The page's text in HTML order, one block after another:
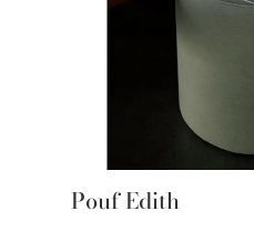
Pouf Edith